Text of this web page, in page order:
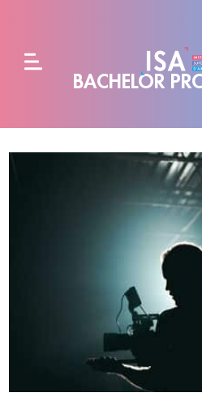
Informations
BACHELOR